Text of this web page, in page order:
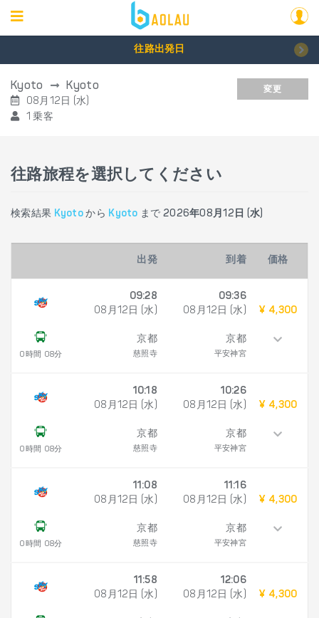
往路出発日
Kyoto Kyoto
08月12日 (水)
1 乗客
変更
往路旅程を選択してください
検索結果 Kyoto から Kyoto まで 2026年08月12日 (水)
出発 到着 価格
0時間 08分
09:28
08月12日 (水)
京都
慈照寺
09:36
08月12日 (水)
京都
平安神宮
¥ 4,300
0時間 08分
10:18
08月12日 (水)
京都
慈照寺
10:26
08月12日 (水)
京都
平安神宮
¥ 4,300
0時間 08分
11:08
08月12日 (水)
京都
慈照寺
11:16
08月12日 (水)
京都
平安神宮
¥ 4,300
11:58
08月12日 (水)
12:06
08月12日 (水)
¥ 4,300